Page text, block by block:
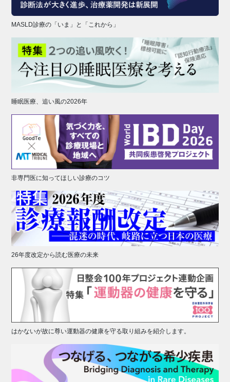
MASLD診療の「いま」と「これから」
睡眠医療、追い風の2026年
非専門医に知ってほしい診療のコツ
26年度改定から読む医療の未来
はかないが故に尊い運動器の健康を守る取り組みを紹介します。